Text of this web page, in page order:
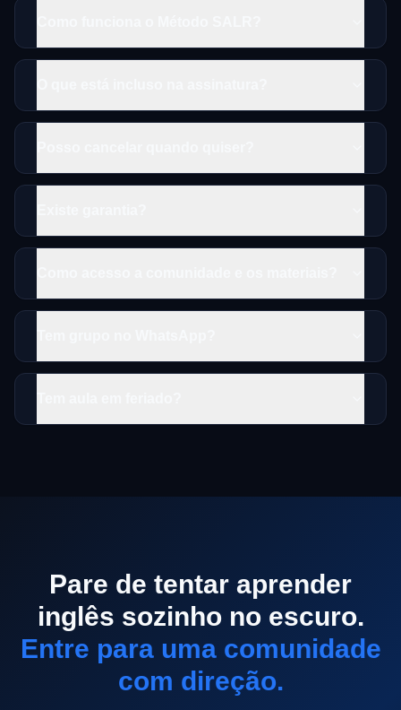
Pare de tentar aprender
inglês sozinho no escuro.
Entre para uma comunidade
com direção.